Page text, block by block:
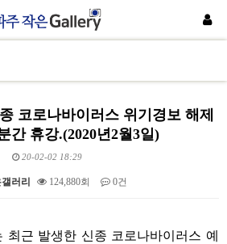
코로나바이러스 위기경보 해제
간 휴강.(2020년2월3일)
20-02-02 18:29
러리 124,880회 0건
최근 발생한 신종 코로나바이러스 예